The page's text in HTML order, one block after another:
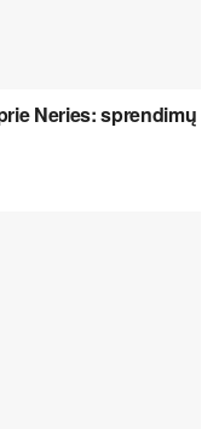
Neries: sprendimų